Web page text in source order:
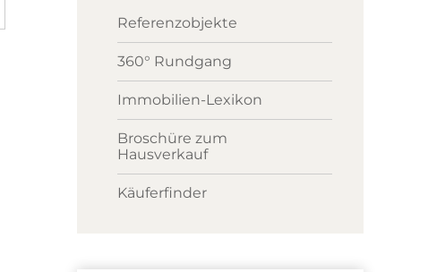
Referenzobjekte
360° Rundgang
Immobilien-Lexikon
Broschüre zum
Hausverkauf
Käuferfinder